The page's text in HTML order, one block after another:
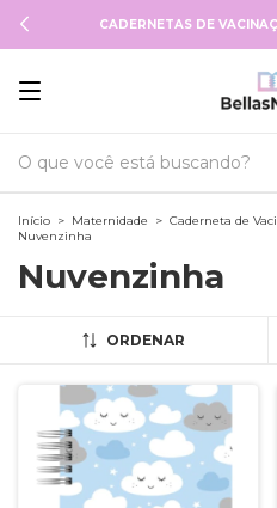
CADERNETAS DE
Início > Maternidade > Caderneta de
Nuvenzinha
Nuvenzinha
ORDENAR